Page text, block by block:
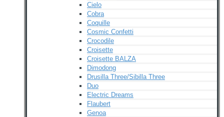
Cielo
Cobra
Coquille
Cosmic Confetti
Crocodile
Croisette
Croisette BALZA
Dimodong
Drusilla Three/Sibilla Three
Duo
Electric Dreams
Flaubert
Genoa